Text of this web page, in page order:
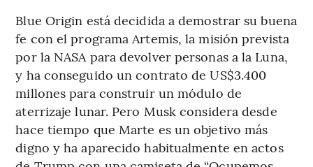
Blue Origin está decidida a demostrar su buena
fe con el programa Artemis, la misión prevista
por la NASA para devolver personas a la Luna,
y ha conseguido un contrato de US$3.400
millones para construir un módulo de
aterrizaje lunar. Pero Musk considera desde
hace tiempo que Marte es un objetivo más
digno y ha aparecido habitualmente en actos